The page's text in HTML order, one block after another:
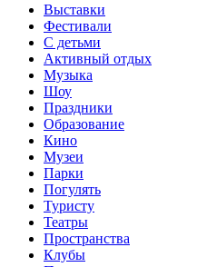
Выставки
Фестивали
С детьми
Активный отдых
Музыка
Шоу
Праздники
Образование
Кино
Музеи
Парки
Погулять
Туристу
Театры
Пространства
Клубы